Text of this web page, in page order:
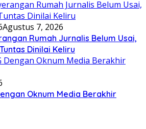
Agustus 7, 2026
Rumah Jurnalis Belum Usai,
Dinilai Keliru
Oknum Media Berakhir